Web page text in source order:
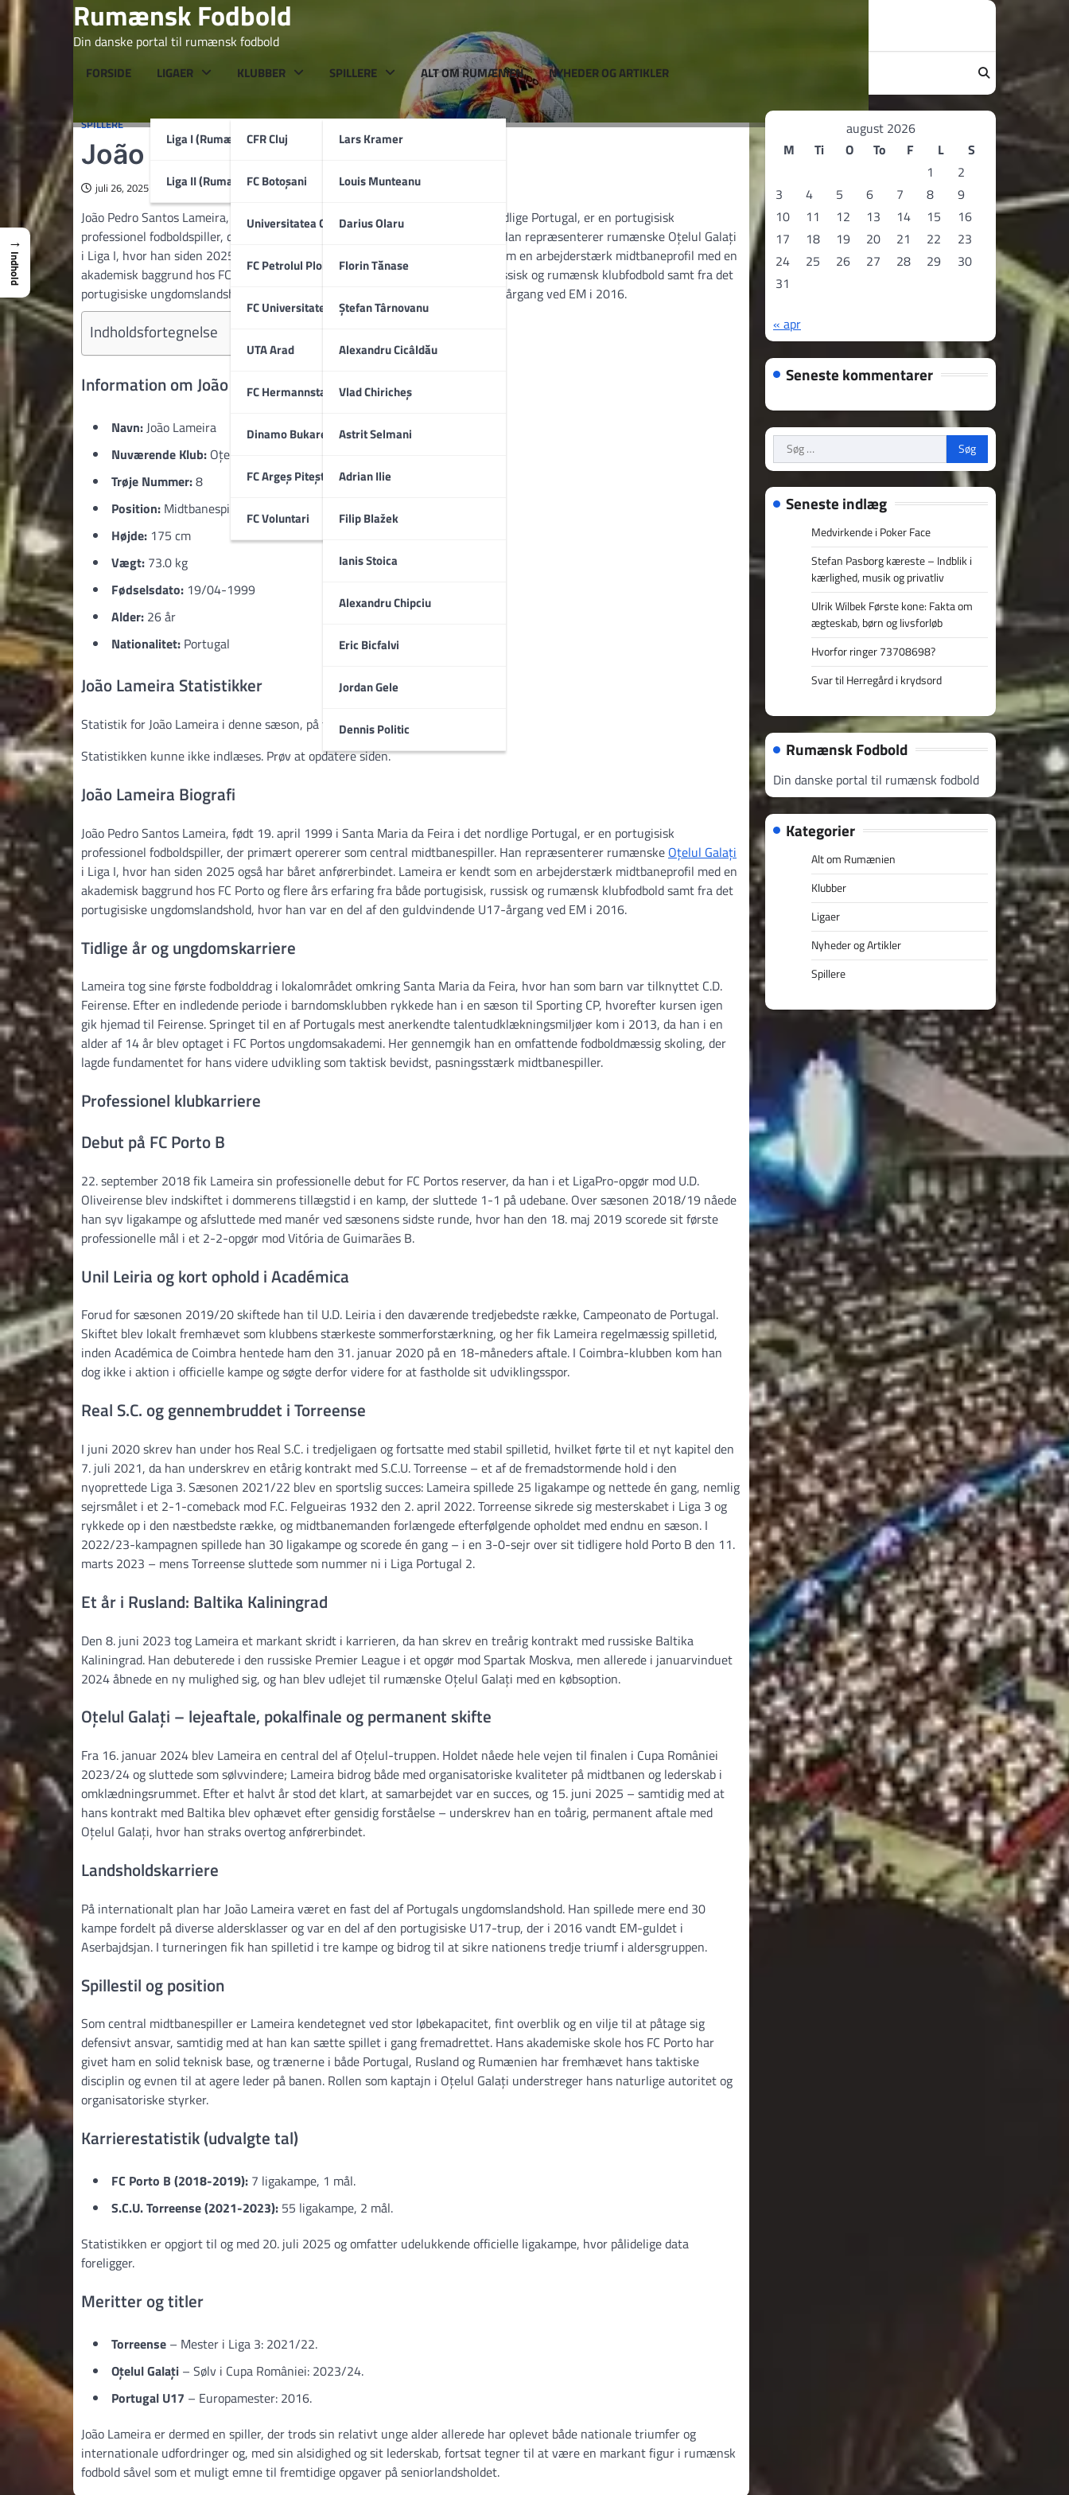
Skip
content
Rumænsk Fodbold
Din danske portal til rumænsk fodbold
FORSIDE LIGAER
Liga I (Rumænien)
Liga II (Rumænien)
KLUBBER
CFR Cluj
FC Botoșani
Universitatea Craiova
FC Petrolul Ploiești
FC Universitatea Cluj
UTA Arad
FC Hermannstadt
Dinamo Bukarest
FC Argeș Pitești
FC Voluntari
SPILLERE
Lars Kramer
Louis Munteanu
Darius Olaru
Florin Tănase
Ștefan Târnovanu
Alexandru Cicâldău
Vlad Chiricheș
Astrit Selmani
Adrian Ilie
Filip Blažek
Ianis Stoica
Alexandru Chipciu
Eric Bicfalvi
Jordan Gele
Dennis Politic
ALT OM RUMÆNIEN NYHEDER OG ARTIKLER
SPILLERE
João Lameira
juli 26, 2025
João Pedro Santos Lameira, født 19. april 1999 i Santa Maria da Feira i det nordlige Portugal, er en portugisisk
professionel fodboldspiller, der primært opererer som central midtbanespiller. Han repræsenterer rumænske Oțelul Galați
i Liga I, hvor han siden 2025 også har båret anførerbindet. Lameira er kendt som en arbejderstærk midtbaneprofil med en
akademisk baggrund hos FC Porto og flere års erfaring fra både portugisisk, russisk og rumænsk klubfodbold samt fra det
portugisiske ungdomslandshold, hvor han var en del af den guldvindende U17-årgang ved EM i 2016.
Indholdsfortegnelse
Information om João Lameira
Navn: João Lameira
Nuværende Klub: Oțelul Galați
Trøje Nummer:8
Position: Midtbanespiller
Højde: 175 cm
Vægt: 73.0 kg
Fødselsdato: 19/04-1999
Alder: 26 år
Nationalitet: Portugal
João Lameira Statistikker
Statistik for João Lameira i denne sæson, på tværs af alle turneringer:
Statistikken kunne ikke indlæses. Prøv at opdatere siden.
João Lameira Biografi
João Pedro Santos Lameira, født 19. april 1999 i Santa Maria da Feira i det nordlige Portugal, er en portugisisk
professionel fodboldspiller, der primært opererer som central midtbanespiller. Han repræsenterer rumænske Oțelul Galați
i Liga I, hvor han siden 2025 også har båret anførerbindet. Lameira er kendt som en arbejderstærk midtbaneprofil med en
akademisk baggrund hos FC Porto og flere års erfaring fra både portugisisk, russisk og rumænsk klubfodbold samt fra det
portugisiske ungdomslandshold, hvor han var en del af den guldvindende U17-årgang ved EM i 2016.
Tidlige år og ungdomskarriere
Lameira tog sine første fodbolddrag i lokalområdet omkring Santa Maria da Feira, hvor han som barn var tilknyttet C.D.
Feirense. Efter en indledende periode i barndomsklubben rykkede han i en sæson til Sporting CP, hvorefter kursen igen
gik hjemad til Feirense. Springet til en af Portugals mest anerkendte talentudklækningsmiljøer kom i 2013, da han i en
alder af 14 år blev optaget i FC Portos ungdomsakademi. Her gennemgik han en omfattende fodboldmæssig skoling, der
lagde fundamentet for hans videre udvikling som taktisk bevidst, pasningsstærk midtbanespiller.
Professionel klubkarriere
Debut på FC Porto B
22. september 2018 fik Lameira sin professionelle debut for FC Portos reserver, da han i et LigaPro-opgør mod U.D.
Oliveirense blev indskiftet i dommerens tillægstid i en kamp, der sluttede 1-1 på udebane. Over sæsonen 2018/19 nåede
han syv ligakampe og afsluttede med manér ved sæsonens sidste runde, hvor han den 18. maj 2019 scorede sit første
professionelle mål i et 2-2-opgør mod Vitória de Guimarães B.
Unil Leiria og kort ophold i Académica
Forud for sæsonen 2019/20 skiftede han til U.D. Leiria i den daværende tredjebedste række, Campeonato de Portugal.
Skiftet blev lokalt fremhævet som klubbens stærkeste sommerforstærkning, og her fik Lameira regelmæssig spilletid,
inden Académica de Coimbra hentede ham den 31. januar 2020 på en 18-måneders aftale. I Coimbra-klubben kom han
dog ikke i aktion i officielle kampe og søgte derfor videre for at fastholde sit udviklingsspor.
Real S.C. og gennembruddet i Torreense
I juni 2020 skrev han under hos Real S.C. i tredjeligaen og fortsatte med stabil spilletid, hvilket førte til et nyt kapitel den
7. juli 2021, da han underskrev en etårig kontrakt med S.C.U. Torreense – et af de fremadstormende hold i den
nyoprettede Liga 3. Sæsonen 2021/22 blev en sportslig succes: Lameira spillede 25 ligakampe og nettede én gang, nemlig
sejrsmålet i et 2-1-comeback mod F.C. Felgueiras 1932 den 2. april 2022. Torreense sikrede sig mesterskabet i Liga 3 og
rykkede op i den næstbedste række, og midtbanemanden forlængede efterfølgende opholdet med endnu en sæson. I
2022/23-kampagnen spillede han 30 ligakampe og scorede én gang – i en 3-0-sejr over sit tidligere hold Porto B den 11.
marts 2023 – mens Torreense sluttede som nummer ni i Liga Portugal 2.
Et år i Rusland: Baltika Kaliningrad
Den 8. juni 2023 tog Lameira et markant skridt i karrieren, da han skrev en treårig kontrakt med russiske Baltika
Kaliningrad. Han debuterede i den russiske Premier League i et opgør mod Spartak Moskva, men allerede i januarvinduet
2024 åbnede en ny mulighed sig, og han blev udlejet til rumænske Oțelul Galați med en købsoption.
Oțelul Galați – lejeaftale, pokalfinale og permanent skifte
Fra 16. januar 2024 blev Lameira en central del af Oțelul-truppen. Holdet nåede hele vejen til finalen i Cupa României
2023/24 og sluttede som sølvvindere; Lameira bidrog både med organisatoriske kvaliteter på midtbanen og lederskab i
omklædningsrummet. Efter et halvt år stod det klart, at samarbejdet var en succes, og 15. juni 2025 – samtidig med at
hans kontrakt med Baltika blev ophævet efter gensidig forståelse – underskrev han en toårig, permanent aftale med
Oțelul Galați, hvor han straks overtog anførerbindet.
Landsholdskarriere
På internationalt plan har João Lameira været en fast del af Portugals ungdomslandshold. Han spillede mere end 30
kampe fordelt på diverse aldersklasser og var en del af den portugisiske U17-trup, der i 2016 vandt EM-guldet i
Aserbajdsjan. I turneringen fik han spilletid i tre kampe og bidrog til at sikre nationens tredje triumf i aldersgruppen.
Spillestil og position
Som central midtbanespiller er Lameira kendetegnet ved stor løbekapacitet, fint overblik og en vilje til at påtage sig
defensivt ansvar, samtidig med at han kan sætte spillet i gang fremadrettet. Hans akademiske skole hos FC Porto har
givet ham en solid teknisk base, og trænerne i både Portugal, Rusland og Rumænien har fremhævet hans taktiske
disciplin og evnen til at agere leder på banen. Rollen som kaptajn i Oțelul Galați understreger hans naturlige autoritet og
organisatoriske styrker.
Karrierestatistik (udvalgte tal)
FC Porto B (2018-2019): 7 ligakampe, 1 mål.
S.C.U. Torreense (2021-2023): 55 ligakampe, 2 mål.
Statistikken er opgjort til og med 20. juli 2025 og omfatter udelukkende officielle ligakampe, hvor pålidelige data
foreligger.
Meritter og titler
Torreense – Mester i Liga 3: 2021/22.
Oțelul Galați – Sølv i Cupa României: 2023/24.
Portugal U17 – Europamester: 2016.
João Lameira er dermed en spiller, der trods sin relativt unge alder allerede har oplevet både nationale triumfer og
internationale udfordringer og, med sin alsidighed og sit lederskab, fortsat tegner til at være en markant figur i rumænsk
fodbold såvel som et muligt emne til fremtidige opgaver på seniorlandsholdet.
august 2026
M
Ti O To F L
S
1
2
3
4 5 6 7 8
9
10
11 12 13 14 15
16
17
18 19 20 21 22
23
24
25 26 27 28 29
30
31
« apr
Seneste kommentarer
Søg
efter:
Seneste indlæg
Medvirkende i Poker Face
Stefan Pasborg kæreste – Indblik i
kærlighed, musik og privatliv
Ulrik Wilbek Første kone: Fakta om
ægteskab, børn og livsforløb
Hvorfor ringer 73708698?
Svar til Herregård i krydsord
Rumænsk Fodbold
Din danske portal til rumænsk fodbold
Kategorier
Alt om Rumænien
Klubber
Ligaer
Nyheder og Artikler
Spillere
→
Indhold